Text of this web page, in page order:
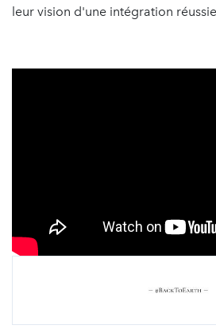
leur vision d'une intégration